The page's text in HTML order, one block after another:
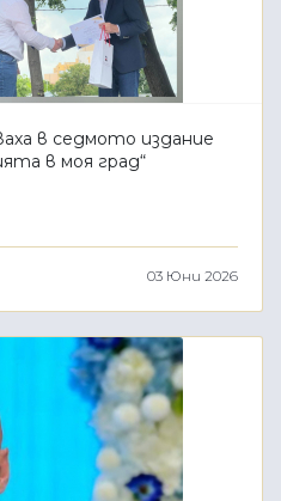
в седмото издание
в моя град“
03 Юни 2026